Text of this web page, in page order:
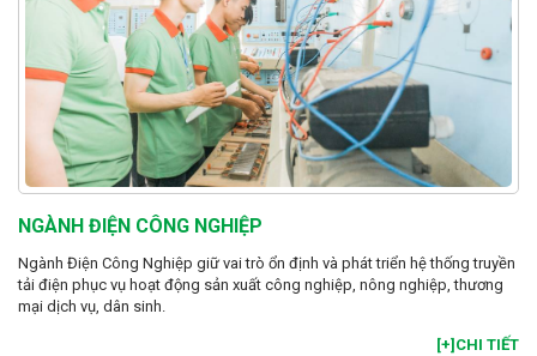
NGÀNH ĐIỆN CÔNG NGHIỆP
Ngành Điện Công Nghiệp giữ vai trò ổn định và phát triển hệ thống truyền
tải điện phục vụ hoạt động sản xuất công nghiệp, nông nghiệp, thương
mại dịch vụ, dân sinh.
[+]CHI TIẾT